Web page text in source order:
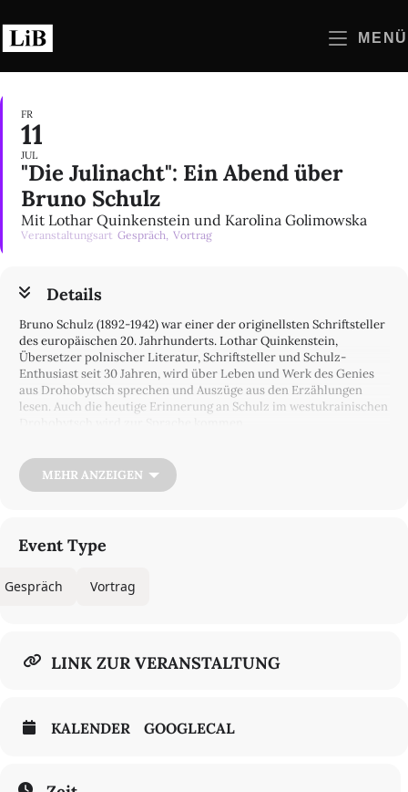
Inhalt
springen
MENÜ
FR
11
JUL
"Die Julinacht": Ein Abend über
Bruno Schulz
Mit Lothar Quinkenstein und Karolina Golimowska
Veranstaltungsart Gespräch, Vortrag
Details
Bruno Schulz (1892-1942) war einer der originellsten Schriftsteller
des europäischen 20. Jahrhunderts. Lothar Quinkenstein,
Übersetzer polnischer Literatur, Schriftsteller und Schulz-
Enthusiast seit 30 Jahren, wird über Leben und Werk des Genies
aus Drohobytsch sprechen und Auszüge aus den Erzählungen
lesen. Auch die heutige Erinnerung an Schulz im westukrainischen
ein Gespräch mitKarolina Golimowska
undLothar Quinkenstein
statt.
MEHR ANZEIGEN
Event Type
Gespräch Vortrag
LINK ZUR VERANSTALTUNG
KALENDER GOOGLECAL